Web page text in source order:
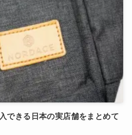
できる日本の実店舗をまとめて